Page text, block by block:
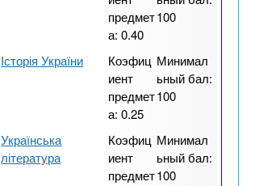
предмет
а: 0.40
100
Історія України
Коэфиц
иент
предмет
а: 0.25
Минимал
ьный бал:
100
Українська
література
Коэфиц
иент
предмет
Минимал
ьный бал:
100